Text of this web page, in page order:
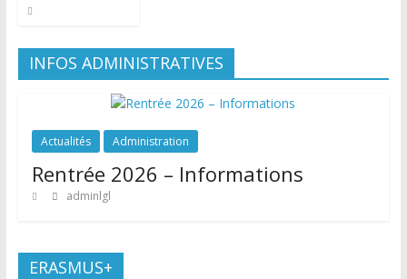
INFOS ADMINISTRATIVES
Actualités Administration
Rentrée 2026 – Informations
adminlgl
ERASMUS+